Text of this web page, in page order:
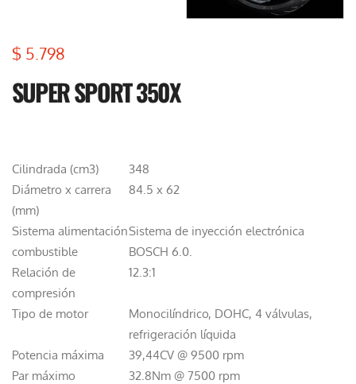
$ 5.798
SUPER SPORT 350X
Cilindrada (cm3)
348
Diámetro x carrera
(mm)
84.5 x 62
Sistema alimentación
combustible
Sistema de inyección electrónica
BOSCH 6.0.
Relación de
compresión
12.3:1
Tipo de motor
Monocilíndrico, DOHC, 4 válvulas,
refrigeración líquida
Potencia máxima
39,44CV @ 9500 rpm
Par máximo
32.8Nm @ 7500 rpm